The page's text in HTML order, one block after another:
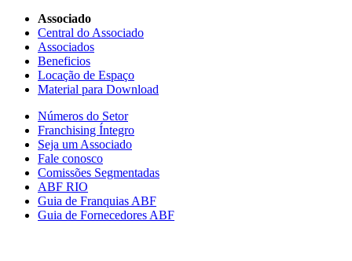
Associado
Central do Associado
Associados
Beneficios
Locação de Espaço
Material para Download
Números do Setor
Franchising Íntegro
Seja um Associado
Fale conosco
Comissões Segmentadas
ABF RIO
Guia de Franquias ABF
Guia de Fornecedores ABF